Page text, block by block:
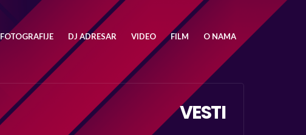
FOTOGRAFIJE DJ ADRESAR VIDEO FILM O NAMA
VESTI